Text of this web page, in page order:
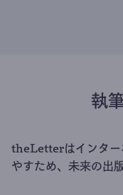
執
theLetterはインター
やすため、未来の出